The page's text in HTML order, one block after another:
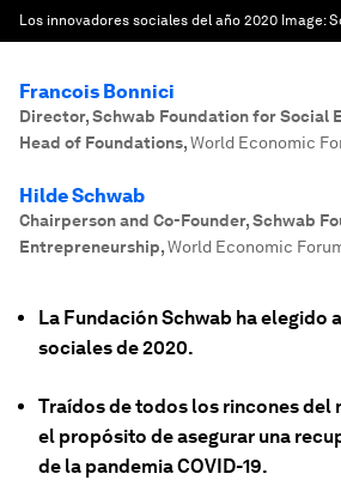
Los innovadores sociales del año 2020 Image:
Francois Bonnici
Director, Schwab Foundation for Social
Head of Foundations,World Economic
Hilde Schwab
Chairperson and Co-Founder, Schwab
Entrepreneurship,World Economic
La Fundación Schwab ha elegido
sociales de 2020.
Traídos de todos los rincones del
el propósito de asegurar una
de la pandemia COVID-19.